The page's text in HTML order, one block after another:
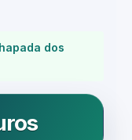
dos